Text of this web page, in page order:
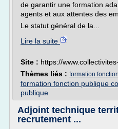
de garantir une formation
agents et aux attentes des
Le statut général de la...
Lire la suite
Site : https://
Thèmes liés : formation
formation fonction publique
publique
Adjoint technique
recrutement ...